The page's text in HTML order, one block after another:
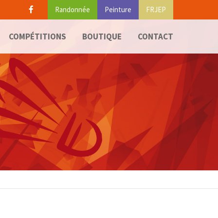
col4" n'existe pas.
FRJEP
Peinture
Randonnée
COMPÉTITIONS BOUTIQUE CONTACT